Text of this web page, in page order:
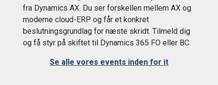
fra Dynamics AX. Du ser forskellen mellem AX og
moderne cloud-ERP og får et konkret
beslutningsgrundlag for næste skridt. Tilmeld dig
og få styr på skiftet til Dynamics 365 FO eller BC.
Se alle vores events inden for it